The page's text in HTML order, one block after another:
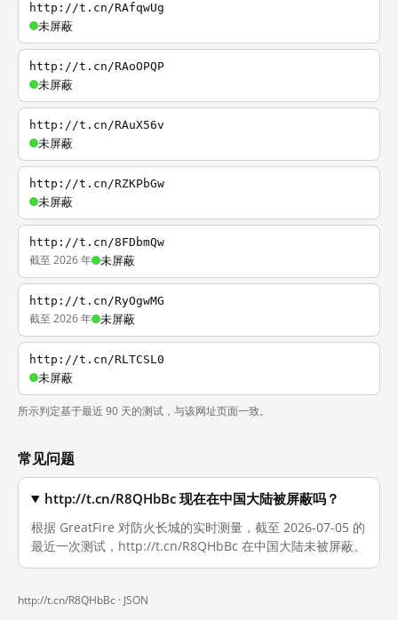
http://t.cn/RAfqwUg
未屏蔽
http://t.cn/RAoOPQP
未屏蔽
http://t.cn/RAuX56v
未屏蔽
http://t.cn/RZKPbGw
未屏蔽
http://t.cn/8FDbmQw
截至 2026 年 未屏蔽
http://t.cn/RyOgwMG
截至 2026 年 未屏蔽
http://t.cn/RLTCSL0
未屏蔽
所示判定基于最近 90 天的测试，与该网址页面一致。
常见问题
http://t.cn/R8QHbBc 现在在中国大陆被屏蔽吗？
根据 GreatFire 对防火长城的实时测量，截至 2026-07-05 的
最近一次测试，http://t.cn/R8QHbBc 在中国大陆未被屏蔽。
http://t.cn/R8QHbBc · JSON